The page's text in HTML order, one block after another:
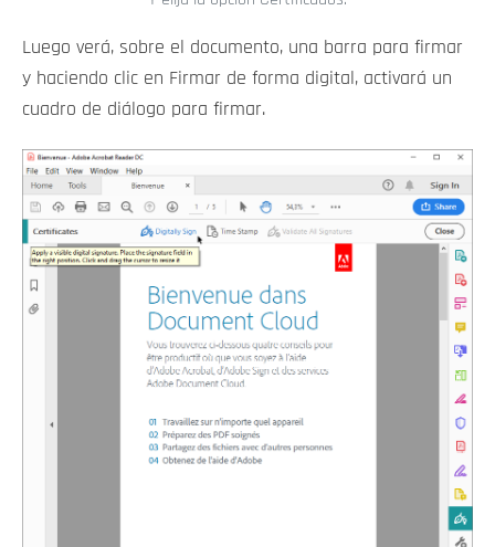
Luego verá, sobre el documento, una barra para firmar
y haciendo clic en Firmar de forma digital, activará un
cuadro de diálogo para firmar.